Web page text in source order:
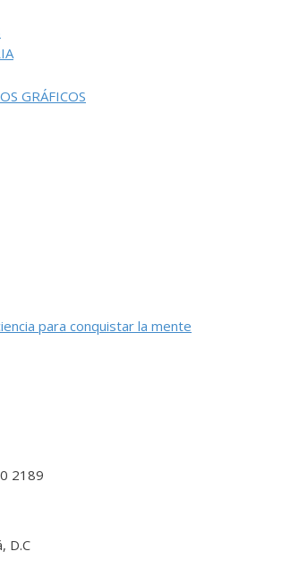
GRÁFICOS
para conquistar la mente
2189
D.C